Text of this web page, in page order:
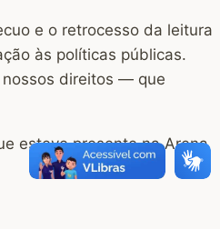
e o retrocesso da leitura
às políticas públicas.
nossos direitos — que
esteve presente na Arena